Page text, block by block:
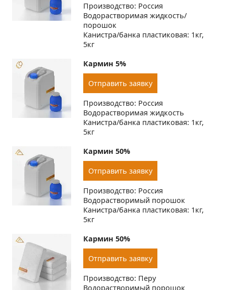
Производство: Россия
Водорастворимая жидкость/
порошок
Канистра/банка пластиковая: 1кг,
5кг
Кармин 5%
Отправить заявку
Производство: Россия
Водорастворимая жидкость
Канистра/банка пластиковая: 1кг,
5кг
Кармин 50%
Отправить заявку
Производство: Россия
Водорастворимый порошок
Канистра/банка пластиковая: 1кг,
5кг
Кармин 50%
Отправить заявку
Производство: Перу
Водорастворимый порошок